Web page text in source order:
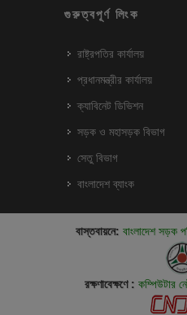
গুরুত্বপূর্ণ লিংক
রাষ্ট্রপতির কার্যালয়
প্রধানমন্ত্রীর কার্যালয়
ক্যাবিনেট ডিভিশন
সড়ক ও মহাসড়ক বিভাগ
সেতু বিভাগ
বাংলাদেশ ব্যাংক
বাস্তবায়নে: বাংলাদেশ সড়ক
রক্ষণাবেক্ষণে : কম্পিউটার